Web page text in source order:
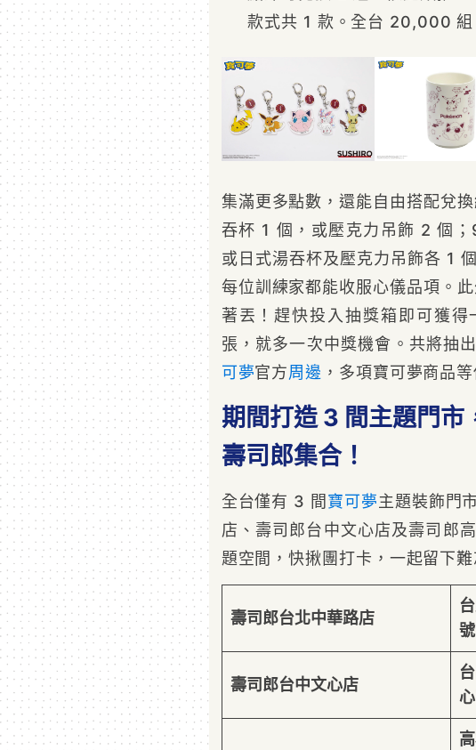
款式共 1 款。全台 20,000 組
集滿更多點數，還能自由搭配兌
吞杯 1 個，或壓克力吊飾 2 個；
或日式湯吞杯及壓克力吊飾各 1
每位訓練家都能收服心儀品項。
著丟！趕快投入抽獎箱即可獲
張，就多一次中獎機會。共將抽
可夢官方周邊 ，多項寶可夢商品等
期間打造 3 間主題門市
壽司郎集合！
全台僅有 3 間 寶可夢主題裝飾門
店、壽司郎台中文心店及壽司郎
題空間，快揪團打卡，一起留下難
壽司郎台北中華路店
號
壽司郎台中文心店